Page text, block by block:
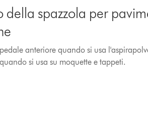
della spazzola per
anteriore quando si usa
si usa su moquette e tappeti.